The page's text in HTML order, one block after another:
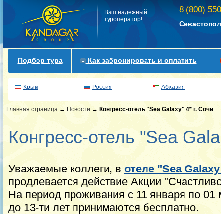
Ваш надежный
туроператор!
8 (800)
Подбор тура Как забронировать и оплатить
Крым Россия Абхазия
Главная страница → Новости → Конгресс-отель "Sea Galaxy" 4* г. Сочи
Конгресс-отель "Sea
Уважаемые коллеги, в отеле "Sea
продлевается действие Акции
На период проживания с 11 января по 01
до 13-ти лет принимаются бесплатно.